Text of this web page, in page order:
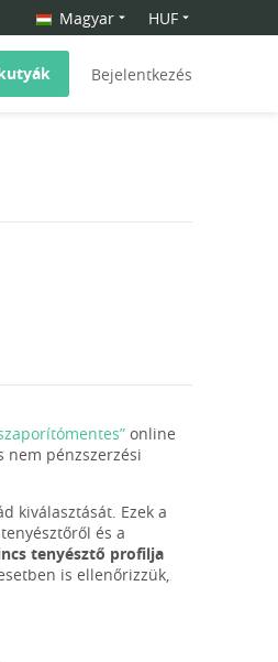
Magyar HUF
Bejelentkezés
online
nem pénzszerzési
kiválasztását. Ezek a
és a
tenyésztő profilja
is ellenőrizzük,